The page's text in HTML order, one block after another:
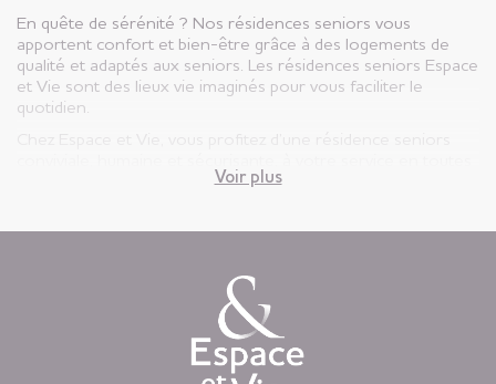
En quête de sérénité ? Nos résidences seniors vous
apportent confort et bien-être grâce à des logements de
qualité et adaptés aux seniors. Les résidences seniors Espace
et Vie sont des lieux vie imaginés pour vous faciliter le
quotidien.
vie privatif et vous êtes libre d’y vivre selon votre rythme et
Chaque jour, nous mettons à disposition des animations
variées auxquelles, vous restez libre d’y participer, une
restauration « fait-maison », et une aide à la personne
attentionnée, réalisée par des équipes de professionnels
Voir plus